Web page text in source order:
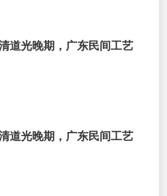
道光晚期，广东民间工艺
道光晚期，广东民间工艺